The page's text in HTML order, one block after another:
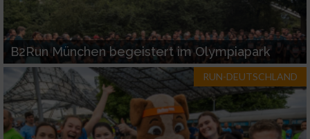
B2Run München begeistert im Olympiapark
RUN-DEUTSCHLAND